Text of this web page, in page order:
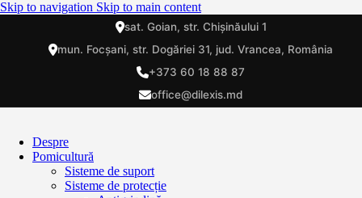
Skip to navigation Skip to main content
sat. Goian, str. Chișinăului 1
mun. Focșani, str. Dogăriei 31, jud. Vrancea, România
+373 60 18 88 87
office@dilexis.md
Despre
Pomicultură
Sisteme de suport
Sisteme de protecție